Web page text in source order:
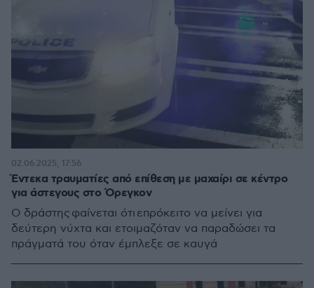
Έντεκα τραυματίες από επίθεση με μαχαίρι σε κέντρο
για άστεγους στο Όρεγκον
Ο δράστης φαίνεται ότι επρόκειτο να μείνει για
δεύτερη νύχτα και ετοιμαζόταν να παραδώσει τα
πράγματά του όταν έμπλεξε σε καυγά
02.06.2025, 17:56